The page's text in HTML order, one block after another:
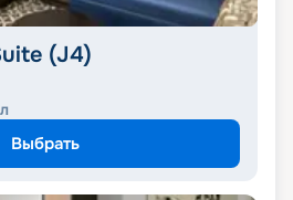
(J4)
Выбрать